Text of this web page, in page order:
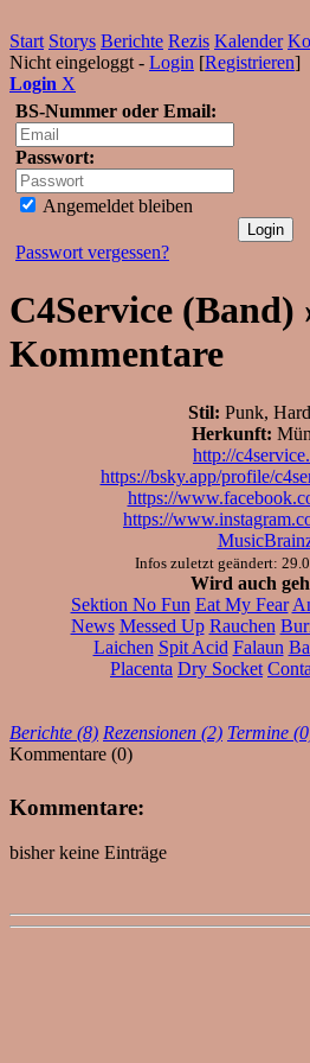
Start Storys Berichte Rezis Kalender
Nicht eingeloggt - Login [Registrieren]
Login X
BS-Nummer oder Email:
Passwort:
Angemeldet bleiben
Passwort vergessen?
C4Service (Band)
Kommentare
Stil: Punk,
Herkunft:
http://
https://bsky.app/profile/
https://
https://
Infos zuletzt geändert:
Wird auch
Sektion No Fun Eat My Fear
News Messed Up Rauchen
Laichen Spit Acid Falaun
Placenta Dry Socket Conta
Berichte (8) Rezensionen (2) Termine
Kommentare (0)
Kommentare:
bisher keine Einträge